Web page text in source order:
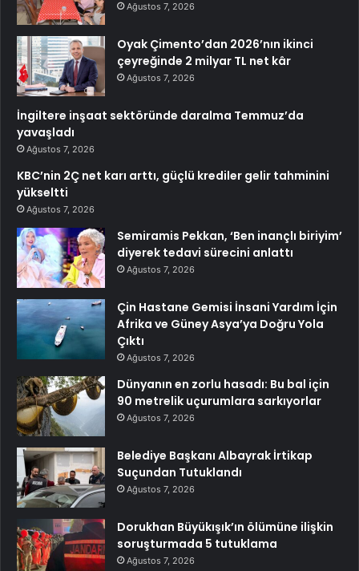
Ağustos 7, 2026
Oyak Çimento’dan 2026’nın ikinci
çeyreğinde 2 milyar TL net kâr
Ağustos 7, 2026
İngiltere inşaat sektöründe daralma Temmuz’da
yavaşladı
Ağustos 7, 2026
KBC’nin 2Ç net karı arttı, güçlü krediler gelir tahminini
yükseltti
Ağustos 7, 2026
Semiramis Pekkan, ‘Ben inançlı biriyim’
diyerek tedavi sürecini anlattı
Ağustos 7, 2026
Çin Hastane Gemisi İnsani Yardım İçin
Afrika ve Güney Asya’ya Doğru Yola
Çıktı
Ağustos 7, 2026
Dünyanın en zorlu hasadı: Bu bal için
90 metrelik uçurumlara sarkıyorlar
Ağustos 7, 2026
Belediye Başkanı Albayrak İrtikap
Suçundan Tutuklandı
Ağustos 7, 2026
Dorukhan Büyükışık’ın ölümüne ilişkin
soruşturmada 5 tutuklama
Ağustos 7, 2026